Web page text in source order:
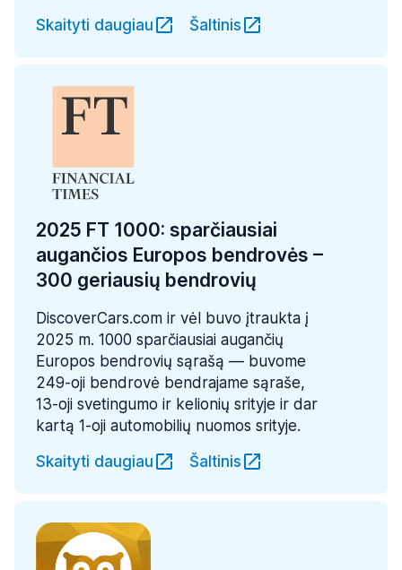
Skaityti daugiau
Šaltinis
2025 FT 1000: sparčiausiai
augančios Europos bendrovės –
300 geriausių bendrovių
DiscoverCars.com ir vėl buvo įtraukta į
2025 m. 1000 sparčiausiai augančių
Europos bendrovių sąrašą — buvome
249-oji bendrovė bendrajame sąraše,
13-oji svetingumo ir kelionių srityje ir dar
kartą 1-oji automobilių nuomos srityje.
Skaityti daugiau
Šaltinis